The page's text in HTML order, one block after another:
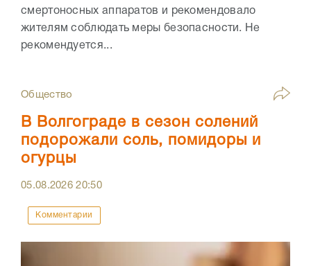
смертоносных аппаратов и рекомендовало
жителям соблюдать меры безопасности. Не
рекомендуется...
Общество
В Волгограде в сезон солений
подорожали соль, помидоры и
огурцы
05.08.202620:50
Комментарии